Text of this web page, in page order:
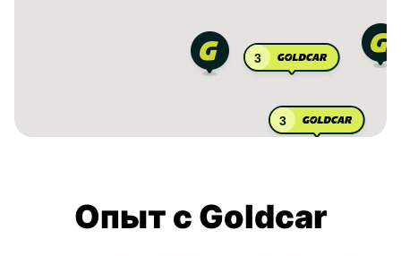
3
3
Опыт с Goldcar